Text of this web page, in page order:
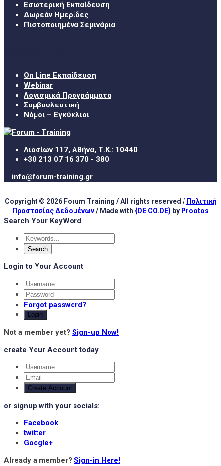
Εσωτερική Εκπαίδευση
Δωρεάν Ημερίδες
Πιστοποιημένα Σεμινάρια
On Line Εκπαίδευση
Webinar
Λογισμικά Προγράμματα
Συμβουλευτική
Νόμοι – Εγκύκλιοι
Λιοσίων 117, Αθήνα, Τ.Κ.: 10440
+30 213 07 16 370 - 380
info@forum-training.gr
Copyright © 2026 Forum Training / All rights reserved / Πολιτική
Προστασίας Δεδομένων/ Made with {DE.CO.DE} by Prootos
Search Your KeyWord
Login to Your Account
Forgot password?
Login
Not a member yet? Sign-up Now!
create Your Account today
Create Account
or signup with your socials:
Facebook
twitter
Google+
Already a member? Sign-in Here!